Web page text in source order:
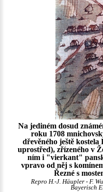
Na jediném dosud
roku 1708
dřevěného ještě
uprostřed), zřízeného v
ním i "vierkant"
vpravo od něj s
Řezné s
Repro H.-J. Häupler - F.
Bayerisch